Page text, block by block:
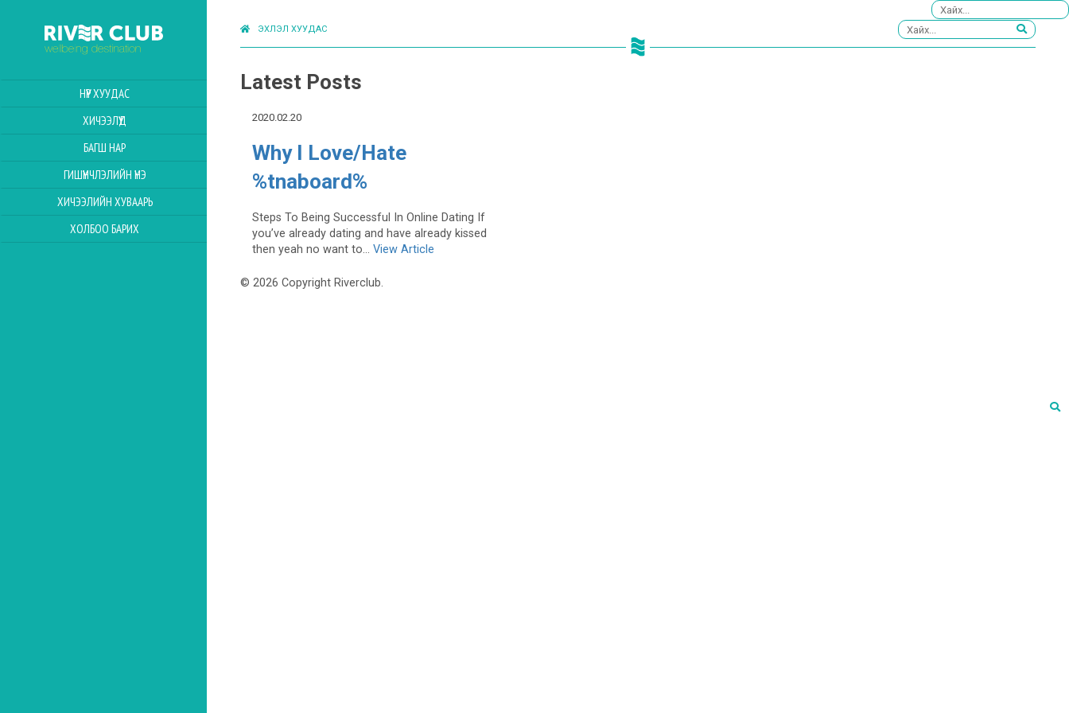
НҮҮР ХУУДАС
ХИЧЭЭЛҮҮД
БАГШ НАР
ГИШҮҮНЧЛЭЛИЙН ҮНЭ
ХИЧЭЭЛИЙН ХУВААРЬ
ХОЛБОО БАРИХ
ЭХЛЭЛ ХУУДАС
Latest Posts
2020.02.20
Why I Love/Hate
%tnaboard%
Steps To Being Successful In Online Dating If
you’ve already dating and have already kissed
then yeah no want to... View Article
© 2026 Copyright Riverclub.